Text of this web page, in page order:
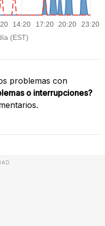
problemas con
o interrupciones?